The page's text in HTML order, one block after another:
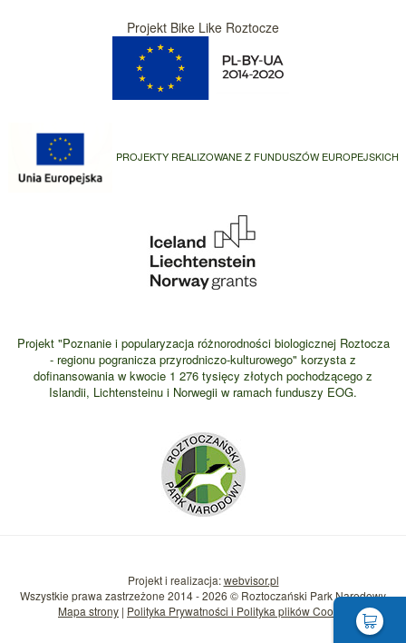
Projekt Bike Like Roztocze
PROJEKTY REALIZOWANE Z FUNDUSZÓW EUROPEJSKICH
Projekt "Poznanie i popularyzacja różnorodności biologicznej Roztocza
- regionu pogranicza przyrodniczo-kulturowego" korzysta z
dofinansowania w kwocie 1 276 tysięcy złotych pochodzącego z
Islandii, Lichtensteinu i Norwegii w ramach funduszy EOG.
Projekt i realizacja:webvisor.pl
Wszystkie prawa zastrzeżone 2014 - 2026 © Roztoczański Park Narodowy
Mapa strony | Polityka Prywatności i Polityka plików Cookie